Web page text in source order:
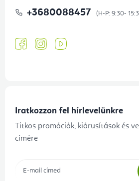
+3680088457
Iratkozzon fel hírlevelünkre
Titkos promóciók, kiárusítások és
címére